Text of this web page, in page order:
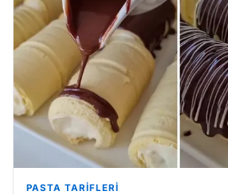
PASTA TARIFLERI